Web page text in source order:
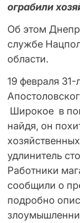
ограбили
Об этом
службе
области.
19 февраля
Широкое в
найдя, он
удлинитель
Работники
сообщили о
подробно